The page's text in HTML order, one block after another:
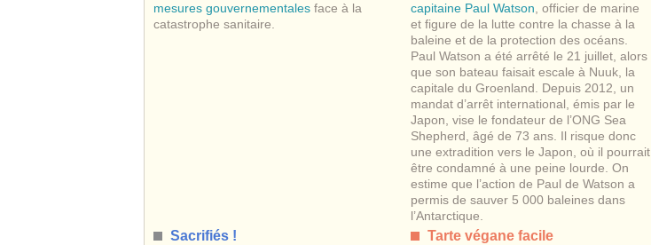
mesures gouvernementales face à la
catastrophe sanitaire.
capitaine Paul Watson , officier de marine
et figure de la lutte contre la chasse à la
baleine et de la protection des océans.
Paul Watson a été arrêté le 21 juillet, alors
que son bateau faisait escale à Nuuk, la
capitale du Groenland. Depuis 2012, un
mandat d’arrêt international, émis par le
Japon, vise le fondateur de l’ONG Sea
Shepherd, âgé de 73 ans. Il risque donc
une extradition vers le Japon, où il pourrait
être condamné à une peine lourde. On
estime que l’action de Paul de Watson a
permis de sauver 5 000 baleines dans
l’Antarctique.
Sacrifiés ! Tarte végane facile